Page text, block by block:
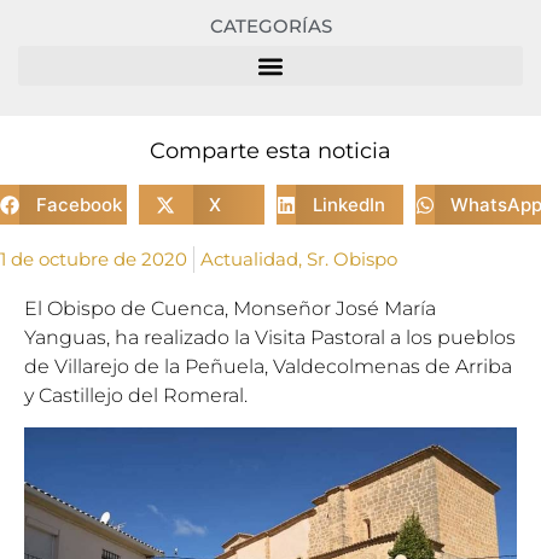
CATEGORÍAS
Comparte esta noticia
Facebook X LinkedIn WhatsApp
1 de octubre de 2020 Actualidad, Sr. Obispo
El Obispo de Cuenca, Monseñor José María
Yanguas, ha realizado la Visita Pastoral a los pueblos
de Villarejo de la Peñuela, Valdecolmenas de Arriba
y Castillejo del Romeral.